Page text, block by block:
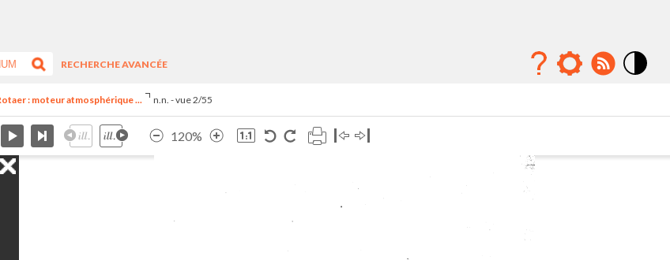
RECHERCHE AVANCÉE
: moteur atmosphérique ... n.n. - vue 2/55
120%